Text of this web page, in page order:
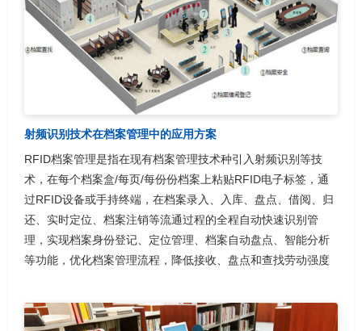
射频识别技术在档案管理中的应用方案
RFID档案管理是指在现有档案管理技术种引入射频识别等技
术，在每个档案盒/每页/每份份档案上粘贴RFID电子标签，通
过RFID设备或手持终端，在档案录入、入库、盘点、借阅、归
还、实时定位、档案注销等流通过程的全程自动快速识别管
理，实现档案身份登记、定位管理、档案自动盘点、智能分析
等功能，优化档案管理流程，降低接收、盘点和查找劳动强度